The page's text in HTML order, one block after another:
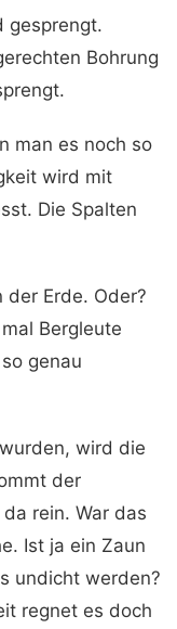
gesprengt.
Bohrung
man es noch so
wird mit
Die Spalten
der Erde. Oder?
Bergleute
genau
wird die
der
rein. War das
Ist ja ein Zaun
undicht werden?
regnet es doch